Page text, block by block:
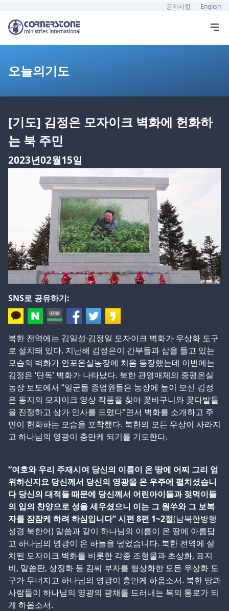
공지사항 English
오늘의기도
[기도] 김정은 모자이크 벽화에 헌화하
는 북 주민
2023년02월15일
SNS로 공유하기:
북한 전역에는 김일성∙김정일 모자이크 벽화가 우상화 도구
로 설치돼 있다. 지난해 김정은이 간부들과 삽을 들고 있는
모습의 벽화가 연포온실농장에 처음 등장했는데 이번에는
김정은 ‘단독’ 벽화가 나타났다. 북한 관영매체의 중평온실
농장 보도에서 “일군들 종업원들은 농장에 높이 모신 김정
은 동지의 모자이크 영상 작품을 찾아 꽃바구니와 꽃다발들
을 진정하고 삼가 인사를 드렸다”면서 벽화를 소개하고 주
민이 헌화하는 모습을 포착했다. 북한의 모든 우상이 사라지
고 하나님의 영광이 충만케 되기를 기도한다.
“여호와 우리 주재시여 당신의 이름이 온 땅에 어찌 그리 엄
위하신지요 당신께서 당신의 영광을 온 우주에 펼치셨습니
다 당신의 대적들 때문에 당신께서 어린아이들과 젖먹이들
의 입의 찬양으로 성을 세우셨으니 이는 그 원쑤와 그 보복
자를 잠잠케 하려 하심입니다” 시편 8편 1~2절(남북한병행
성경 북한어) 말씀과 같이 하나님의 이름이 온 땅에 아름답
고 하나님의 영광이 온 하늘을 덮었습니다. 북한 전역에 설
치된 모자이크 벽화를 비롯한 각종 조형물과 초상화, 표지
비, 말씀판, 상징화 등 김씨 부자를 형상화한 모든 우상화 도
구가 무너지고 하나님의 영광이 충만케 하옵소서. 북한 땅과
사람들이 하나님의 영광의 광채를 드러내는 복의 통로가 되
게 하옵소서.